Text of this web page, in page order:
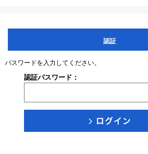
認証
パスワードを入力してください。
認証パスワード：